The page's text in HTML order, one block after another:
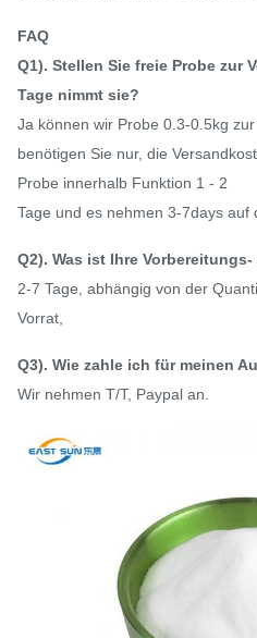
FAQ
Q1). Stellen Sie freie Probe zur
Tage nimmt sie?
Ja können wir Probe 0.3-0.5kg
benötigen Sie nur, die
Probe innerhalb Funktion 1 - 2
Tage und es nehmen 3-7days auf
Q2). Was ist Ihre
2-7 Tage, abhängig von der
Vorrat,
Q3). Wie zahle ich für meinen
Wir nehmen T/T, Paypal an.